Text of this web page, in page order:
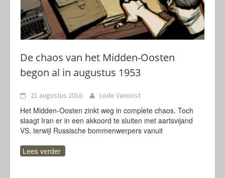
De chaos van het Midden-Oosten
begon al in augustus 1953
21 augustus 2016 Lode Vanoost
Het Midden-Oosten zinkt weg in complete chaos. Toch
slaagt Iran er in een akkoord te sluiten met aartsvijand
VS, terwijl Russische bommenwerpers vanuit
Lees verder